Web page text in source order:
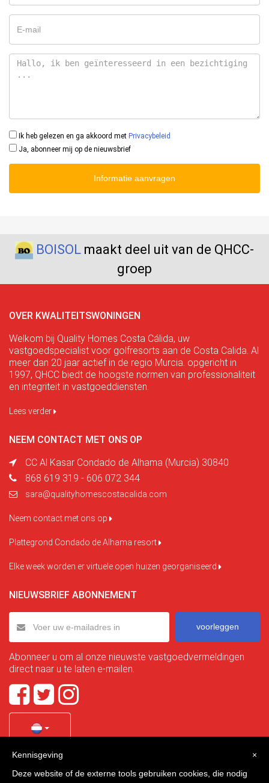
Ik heb gelezen en ga akkoord met Privacybeleid
Ja, abonneer mij op de nieuwsbrief
Informatie aanvragen
BOISOL maakt deel uit van de QHCC-
groep
OVER KWALITEITSWONINGEN
Welkom bij Quality Homes Costa Cálida, uw
vastgoedspecialist voor golfresorts aan de Costa Calida. Al
meer dan 20 jaar actief in de regio Murcia. opgericht in
1997, QHCC biedt de hoogste normen van professionaliteit
en integriteit in vastgoeddiensten.
Lees verder
NEEM CONTACT MET ONS OP
CC Al Kasar Condado de Alhama (Murcia) 30840
868 619 319 - 606 072 344
sara@qualityhomescostacalida.com
Neem contact met ons op
Plattegrond Condado de Alhama resort
Elke week worden er virtuele open huizen georganiseerd
NIEUWSBRIEF ABONNEMENT
voorleggen
Abonneer u om al onze nieuwste vastgoedvermeldingen
direct naar u te laten e-mailen.
Quality Homes Costa Calida
is a registered trademark of
La Manga Holiday Home SL duly registered with CIF / tax
×
Kennisgeving
Deze website of de externe tools gebruiken cookies, die nodig